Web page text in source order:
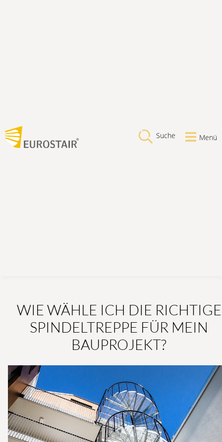
Suche Menü
WIE WÄHLE ICH DIE RICHTIGE
SPINDELTREPPE FÜR MEIN
BAUPROJEKT?